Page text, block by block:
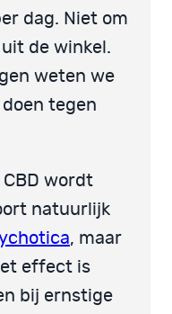
dag. Niet om
de winkel.
weten we
tegen
wordt
natuurlijk
, maar
effect is
bij ernstige